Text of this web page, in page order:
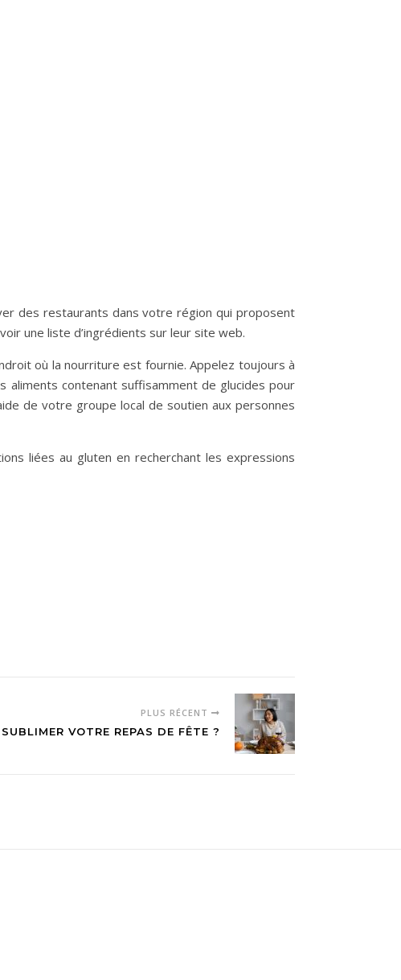
des restaurants dans votre région qui proposent
une liste d’ingrédients sur leur site web.
où la nourriture est fournie. Appelez toujours à
aliments contenant suffisamment de glucides pour
de votre groupe local de soutien aux personnes
liées au gluten en recherchant les expressions
PLUS RÉCENT
VOTRE REPAS DE FÊTE ?